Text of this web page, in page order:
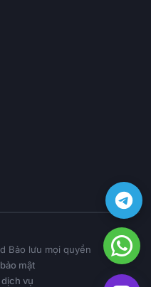
Bảo lưu mọi quyền
mật
vụ